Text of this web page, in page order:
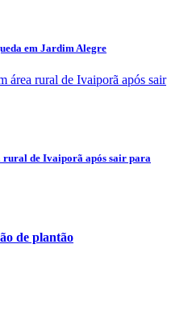
em Jardim Alegre
rural de Ivaiporã após sair para
de plantão